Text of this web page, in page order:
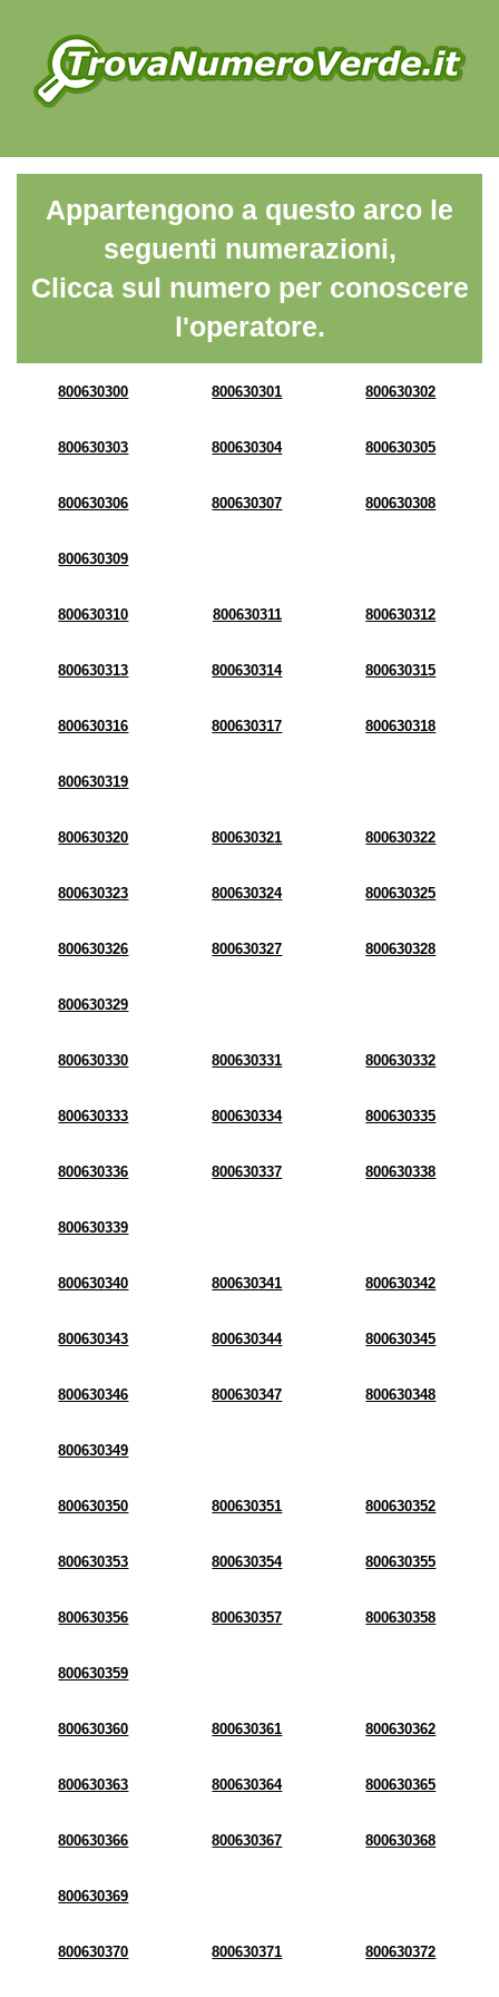
Appartengono a questo arco le
seguenti numerazioni,
Clicca sul numero per conoscere
l'operatore.
800630300 800630301 800630302
800630303 800630304 800630305
800630306 800630307 800630308
800630309
800630310 800630311 800630312
800630313 800630314 800630315
800630316 800630317 800630318
800630319
800630320 800630321 800630322
800630323 800630324 800630325
800630326 800630327 800630328
800630329
800630330 800630331 800630332
800630333 800630334 800630335
800630336 800630337 800630338
800630339
800630340 800630341 800630342
800630343 800630344 800630345
800630346 800630347 800630348
800630349
800630350 800630351 800630352
800630353 800630354 800630355
800630356 800630357 800630358
800630359
800630360 800630361 800630362
800630363 800630364 800630365
800630366 800630367 800630368
800630369
800630370 800630371 800630372